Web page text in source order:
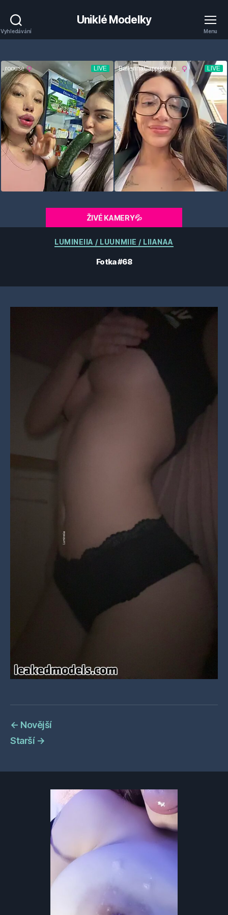
Vyhledávání
Uniklé Modelky
Menu
ŽIVÉ KAMERY💦
Kategorie
LUMINEIIA / LUUNMIIE / LIIANAA
Fotka #68
← Novější
Starší →